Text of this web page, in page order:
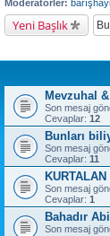
Moderatörler:
Yeni Başlık
Mevzuhal
Son mesaj
Cevaplar: 12
Bunları
Son mesaj
Cevaplar: 11
Son mesaj
Cevaplar: 1
Bahadır Abi
Son mesaj